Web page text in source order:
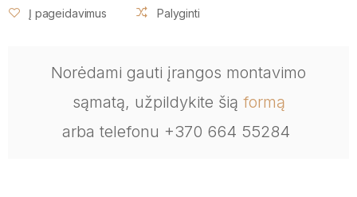
Į pageidavimus Palyginti
Norėdami gauti įrangos montavimo
sąmatą, užpildykite šią formą
arba telefonu +370 664 55284